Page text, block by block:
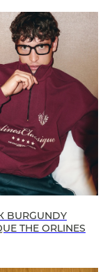
THE ORLINES